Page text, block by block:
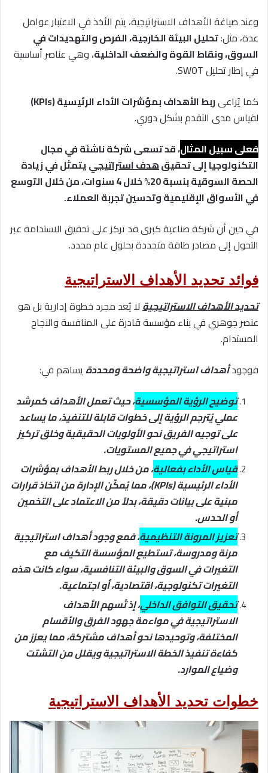
وعند صياغة الأهداف الاستراتيجية، يتم الأخذ في الاعتبار عوامل
عدة، مثل:تحليل البيئة الخارجية، الفرص والتهديدات في
السوق، ونقاط القوة والضعف الداخلية، وهي عناصر أساسية
في إطار تحليل SWOT.
كما يُراعىربط الأهداف بمؤشرات الأداء الرئيسية (KPIs)
لقياس مدى التقدم بشكل دوري.
فعلى سبيل المثال، قد تسعى شركة ناشئة في مجال
التكنولوجيا إلى تحقيقهدف استراتيجييتمثل في زيادة
الحصة السوقية بنسبة 20% خلال 4 سنوات، من خلال التوسع
في الأسواق الإقليمية وتحسين تجربة العملاء.
في حين أن شركة صناعية كبرى قد تركز على تحقيق الاستدامة عبر
التحول إلى مصادر طاقة متجددة بحلول عام محدد.
فوائد تحديد الأهداف الاستراتيجية
تحديد الأهداف الاستراتيجيةلا يُعد مجرد خطوة إدارية بل هو
عنصر جوهري في بناء مؤسسة قادرة على المنافسة والنجاح
المستدام.
فوجودأهداف استراتيجية واضحة ومحددةيساهم في:
توضيح الرؤية المؤسسية، حيث تعمل الأهداف كمرشد
عملي يُترجم الرؤية إلى خطوات قابلة للتنفيذ، ما يساعد
على توجيه الفريق نحو الأولويات الحقيقية وخلق تركيز
استراتيجي في جميع المستويات.
قياس الأداء بفعالية، من خلال ربط الأهداف بمؤشرات
الأداء الرئيسية (KPIs)، مما يُمكّن الإدارة من اتخاذ قرارات
مبنية على بيانات دقيقة، بدلاً من الاعتماد على التخمين
أو الحدس.
تعزيز المرونة التنظيمية، فمع وجود أهداف استراتيجية
مرنة ومدروسة، تستطيع المؤسسة التكيف مع
التغيرات في السوق والبيئة التنافسية، سواء كانت هذه
التغيرات تكنولوجية، اقتصادية، أو اجتماعية.
تحقيق التوافق الداخلي، إذ تُسهم الأهداف
الاستراتيجية في مواءمة جهود الفرق والأقسام
المختلفة، وتوحيدها نحو أهداف مشتركة، مما يعزز من
كفاءة تنفيذ الخطة الاستراتيجية ويقلل من التشتت
وضياع الموارد.
خطوات تحديد الأهداف الاستراتيجية